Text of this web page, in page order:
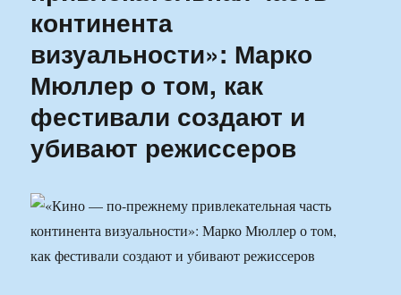
континента
визуальности»: Марко
Мюллер о том, как
фестивали создают и
убивают режиссеров